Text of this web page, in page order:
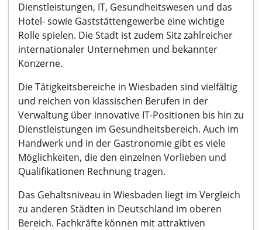
Dienstleistungen, IT, Gesundheitswesen und das
Hotel- sowie Gaststättengewerbe eine wichtige
Rolle spielen. Die Stadt ist zudem Sitz zahlreicher
internationaler Unternehmen und bekannter
Konzerne.
Die Tätigkeitsbereiche in Wiesbaden sind vielfältig
und reichen von klassischen Berufen in der
Verwaltung über innovative IT-Positionen bis hin zu
Dienstleistungen im Gesundheitsbereich. Auch im
Handwerk und in der Gastronomie gibt es viele
Möglichkeiten, die den einzelnen Vorlieben und
Qualifikationen Rechnung tragen.
Das Gehaltsniveau in Wiesbaden liegt im Vergleich
zu anderen Städten in Deutschland im oberen
Bereich. Fachkräfte können mit attraktiven